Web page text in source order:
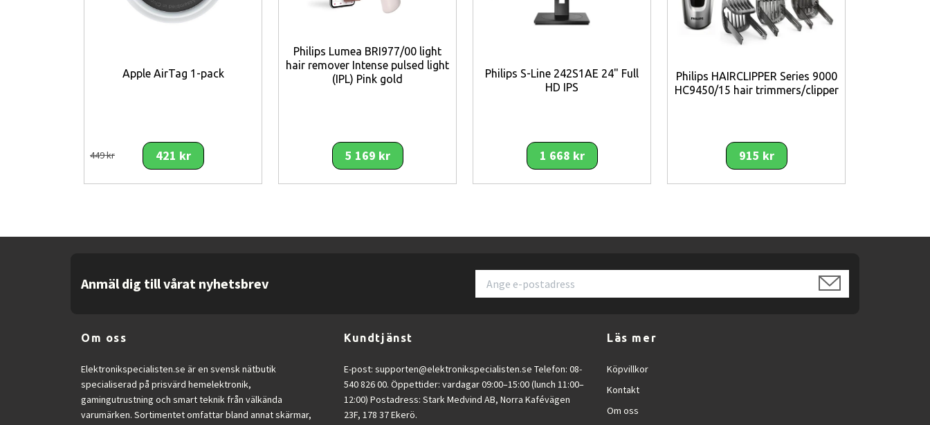
Apple AirTag 1-pack
449 kr 421 kr
Philips Lumea BRI977/00 light
hair remover Intense pulsed light
(IPL) Pink gold
5 169 kr
Philips S-Line 242S1AE 24" Full
HD IPS
1 668 kr
Philips HAIRCLIPPER Series 9000
HC9450/15 hair trimmers/clipper
915 kr
Anmäl dig till vårat nyhetsbrev
Om oss
Elektronikspecialisten.se är en svensk nätbutik
specialiserad på prisvärd hemelektronik,
gamingutrustning och smart teknik från välkända
varumärken. Sortimentet omfattar bland annat skärmar,
Kundtjänst
E-post: supporten@elektronikspecialisten.se Telefon: 08-
540 826 00. Öppettider: vardagar 09:00–15:00 (lunch 11:00–
12:00) Postadress: Stark Medvind AB, Norra Kafévägen
23F, 178 37 Ekerö.
Läs mer
Köpvillkor
Kontakt
Om oss